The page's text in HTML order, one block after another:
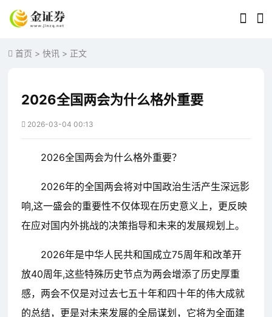
首页 >快讯 > 正文
2026全国两会为什么格外重要
2026-03-04 00:13
2026全国两会为什么格外重要？
2026年的全国两会将对中国政治生活产生深远影
响,这一盛会的重要性不仅体现在历史意义上，更反映
在应对国内外挑战的决策指导和未来的发展规划上。
2026年是中华人民共和国成立75周年和改革开
放40周年,这些特殊历史节点为两会增添了历史厚重
感，两会不仅是对过去七五十年和四十年的伟大成就
的总结，更是对未来发展的全局谋划，它将为全面建